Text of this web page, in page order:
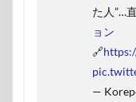
た人”…
ョン
🔗
—